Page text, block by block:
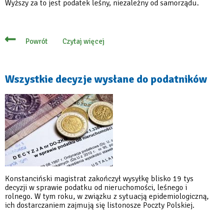
Wyższy za to jest podatek leśny, niezależny od samorządu.
Powrót Czytaj więcej
o
roku
wyższy
tylko
podatek
leśny
Wszystkie decyzje wysłane do podatników
Konstanciński magistrat zakończył wysyłkę blisko 19 tys
decyzji w sprawie podatku od nieruchomości, leśnego i
rolnego. W tym roku, w związku z sytuacją epidemiologiczną,
ich dostarczaniem zajmują się listonosze Poczty Polskiej.